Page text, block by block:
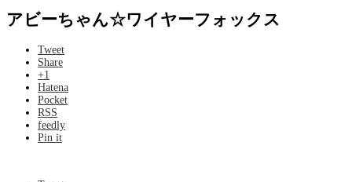
アビーちゃん☆ワイヤーフォックス
Tweet
Share
+1
Hatena
Pocket
RSS
feedly
Pin it